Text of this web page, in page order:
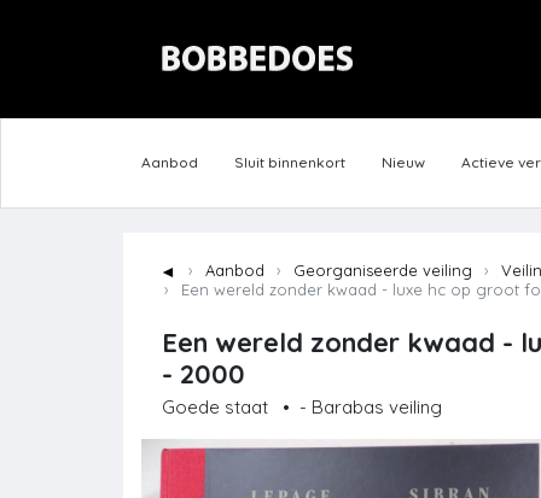
Aanbod Sluit binnenkort Nieuw Actieve
◄ Aanbod Georganiseerde veiling
Een wereld zonder kwaad - luxe hc op groot
Een wereld zonder kwaad -
- 2000
Goede staat • - Barabas veiling